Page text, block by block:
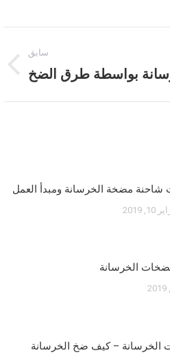
سابق
المنشوربواسطة طرق الضخ
شاحنة مضخة الخرسانة ومبدأ العمل
2019
مضخات الخرسانة
الخرسانة – كيف ضخ الخرسانة